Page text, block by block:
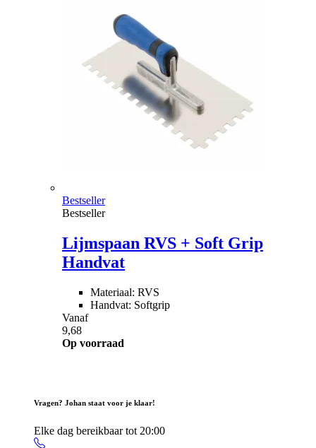
Bestseller
Bestseller
Lijmspaan RVS + Soft Grip
Handvat
Materiaal: RVS
Handvat: Softgrip
Vanaf
9,68
Op voorraad
Vragen? Johan staat voor je klaar!
Elke dag bereikbaar tot 20:00